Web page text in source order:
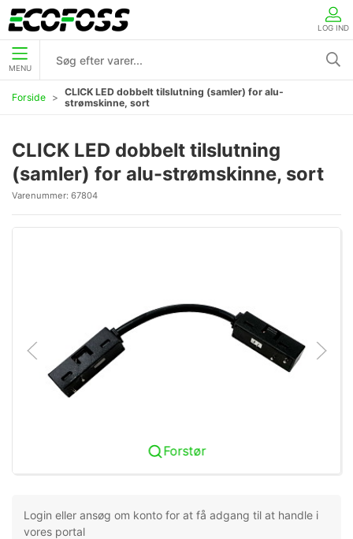
LOG IND
MENU
Forside
CLICK LED dobbelt tilslutning (samler) for alu-
strømskinne, sort
CLICK LED dobbelt tilslutning
(samler) for alu-strømskinne, sort
Varenummer: 67804
Forstør
Login eller ansøg om konto for at få adgang til at handle i
vores portal